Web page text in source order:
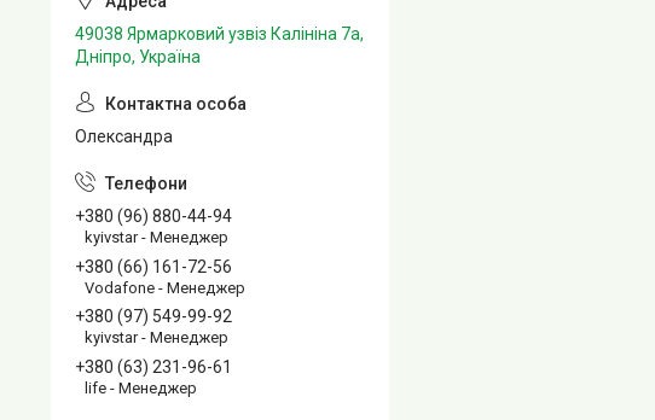
49038 Ярмарковий узвіз Калініна 7а,
Дніпро, Україна
Олександра
+380 (96) 880-44-94
kyivstar - Менеджер
+380 (66) 161-72-56
Vodafone - Менеджер
+380 (97) 549-99-92
kyivstar - Менеджер
+380 (63) 231-96-61
life - Менеджер